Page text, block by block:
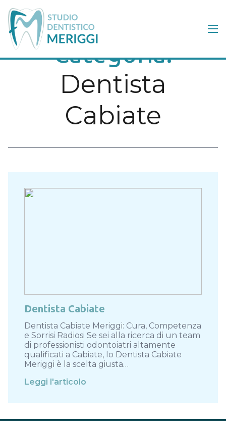
Categoria:
Dentista
Cabiate
Dentista Cabiate
Dentista Cabiate Meriggi: Cura, Competenza
e Sorrisi Radiosi Se sei alla ricerca di un team
di professionisti odontoiatri altamente
qualificati a Cabiate, lo Dentista Cabiate
Meriggi è la scelta giusta…
Leggi l'articolo